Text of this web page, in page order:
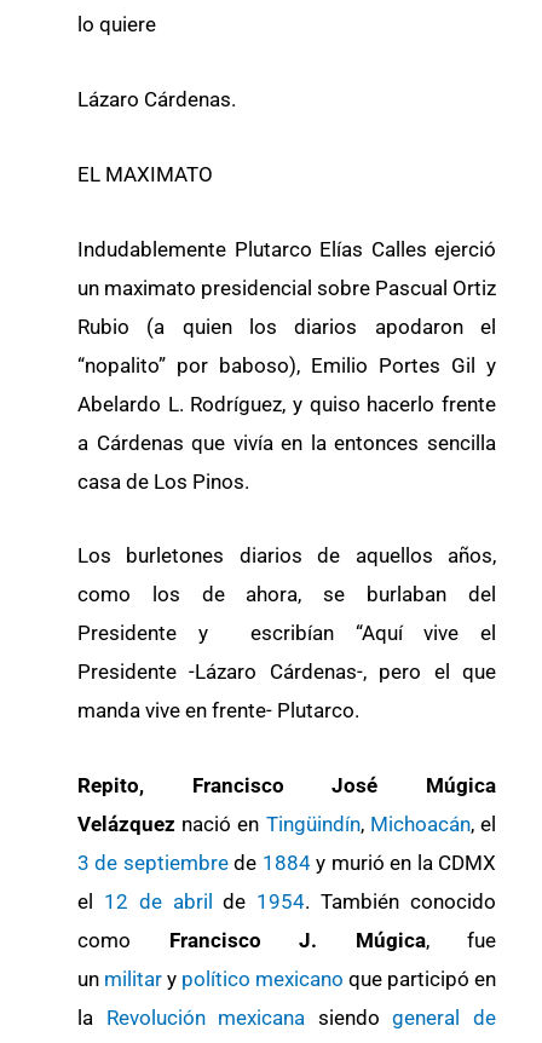
lo quiere
Lázaro Cárdenas.
EL MAXIMATO
Indudablemente Plutarco Elías Calles ejerció
un maximato presidencial sobre Pascual Ortiz
Rubio (a quien los diarios apodaron el
“nopalito” por baboso), Emilio Portes Gil y
Abelardo L. Rodríguez, y quiso hacerlo frente
a Cárdenas que vivía en la entonces sencilla
casa de Los Pinos.
Los burletones diarios de aquellos años,
como los de ahora, se burlaban del
Presidente y escribían “Aquí vive el
Presidente -Lázaro Cárdenas-, pero el que
manda vive en frente- Plutarco.
Repito, Francisco José Múgica
Velázquez nació en Tingüindín, Michoacán, el
3 de septiembrede 1884y murió en la CDMX
el 12 de abril de 1954. También conocido
como Francisco J. Múgica, fue
un militar y político mexicano que participó en
la Revolución mexicana siendogeneral de